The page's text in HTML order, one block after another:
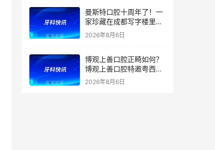
曼斯特口腔十周年了！一
家珍藏在成都写字楼里的
技术店
2026年8月6日
博观上善口腔正畸如何？
博观上善口腔特邀粤西正
畸学科带头人兰青教授亲
2026年8月6日